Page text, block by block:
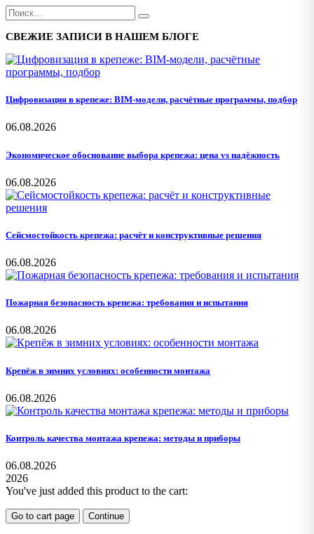
СВЕЖИЕ ЗАПИСИ В НАШЕМ БЛОГЕ
Цифровизация в крепеже: BIM-модели, расчётные программы, подбор
06.08.2026
Экономическое обоснование выбора крепежа: цена vs надёжность
06.08.2026
Сейсмостойкость крепежа: расчёт и конструктивные решения
06.08.2026
Пожарная безопасность крепежа: требования и испытания
06.08.2026
Крепёж в зимних условиях: особенности монтажа
06.08.2026
Контроль качества монтажа крепежа: методы и приборы
06.08.2026
2026
You've just added this product to the cart:
Go to cart page Continue